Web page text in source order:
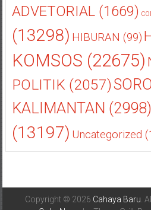
ADVETORIAL(1669)
(13298) HIBURAN (99)
KOMSOS (22675)
POLITIK(2057)
KALIMANTAN (2998)
(13197) Uncategorized
Copyright © 2026 Cahaya Baru.